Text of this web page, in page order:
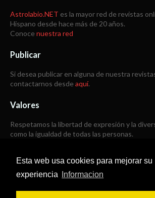
Esta web usa cookies para mejorar su
experiencia
Informacion
Astrolabio.NET es la mayor red de revistas
Hispano desde hace más de 20 años.
Conoce nuestra red
Publicar
Si desea publicar en alguna de nuestra
contactarnos desde aquí.
Valores
Respetamos la libertad de expresión y la
como la igualdad de todas las personas.
Copyright © 1998 -